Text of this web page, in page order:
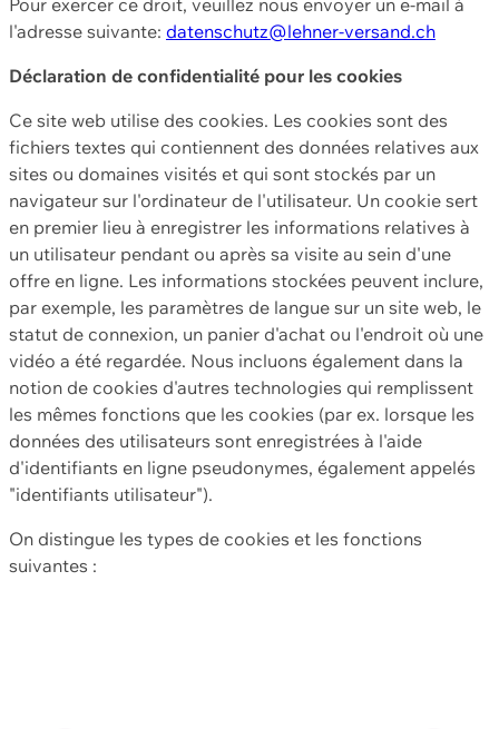
l'adresse suivante: datenschutz@lehner-versand.ch
Déclaration de confidentialité pour les cookies
Ce site web utilise des cookies. Les cookies sont des
fichiers textes qui contiennent des données relatives aux
sites ou domaines visités et qui sont stockés par un
navigateur sur l'ordinateur de l'utilisateur. Un cookie sert
en premier lieu à enregistrer les informations relatives à
un utilisateur pendant ou après sa visite au sein d'une
offre en ligne. Les informations stockées peuvent inclure,
par exemple, les paramètres de langue sur un site web, le
statut de connexion, un panier d'achat ou l'endroit où une
vidéo a été regardée. Nous incluons également dans la
notion de cookies d'autres technologies qui remplissent
les mêmes fonctions que les cookies (par ex. lorsque les
données des utilisateurs sont enregistrées à l'aide
d'identifiants en ligne pseudonymes, également appelés
"identifiants utilisateur").
On distingue les types de cookies et les fonctions
suivantes :